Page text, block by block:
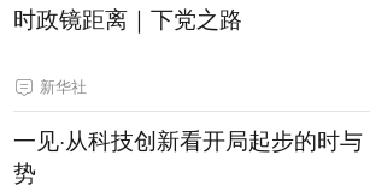
时政镜距离｜下党之路
新华社
一见·从科技创新看开局起步的时与
势